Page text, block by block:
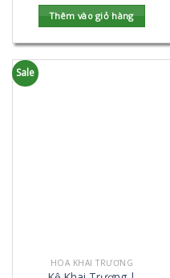
Thêm vào giỏ hàng
Sale
HOA KHAI TRƯƠNG